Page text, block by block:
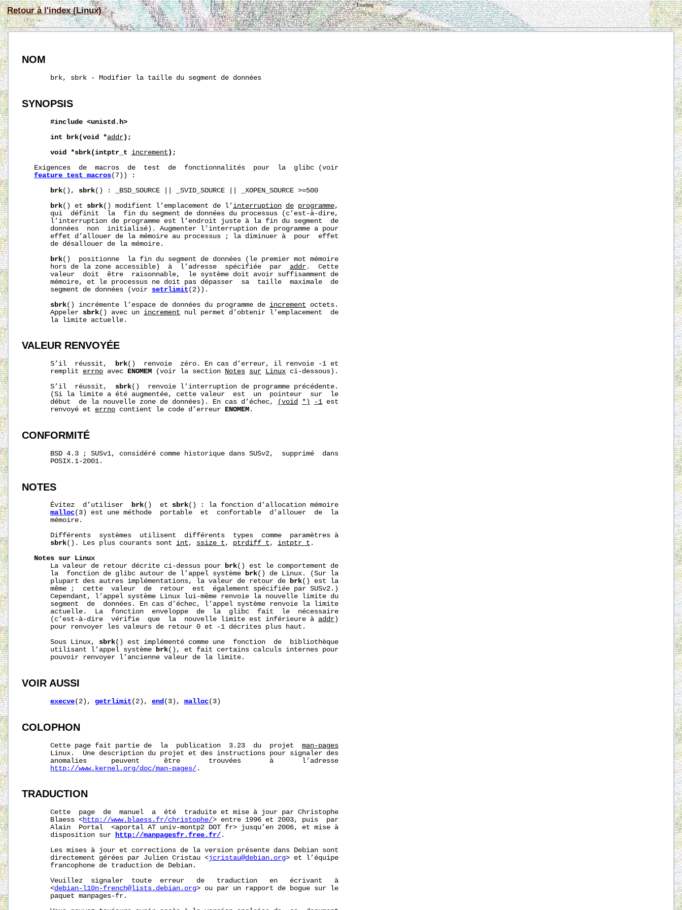
Retour à l'index (Linux)
Loading
NOM
       brk, sbrk - Modifier la taille du segment de données
SYNOPSIS
#include <unistd.h>
int
brk(void *addr);
void
*sbrk(intptr_t increment );
   Exigences  de  macros  de  test  de  fonctionnalités  pour  la  glibc (voir
feature_test_macros(7)) :
brk(), sbrk() : _BSD_SOURCE || _SVID_SOURCE || _XOPEN_SOURCE >=500
brk() et sbrk() modifient l’emplacement de l’ interruption de programme,
       qui  définit  la  fin du segment de données du processus (c’est-à-dire,
       l’interruption de programme est l’endroit juste à la fin du segment  de
       données  non  initialisé). Augmenter l’interruption de programme a pour
       effet d’allouer de la mémoire au processus ; la diminuer à  pour  effet
       de désallouer de la mémoire.
brk()  positionne  la fin du segment de données (le premier mot mémoire
       hors de la zone accessible)  à  l’adresse  spécifiée  par
addr .  Cette
       valeur  doit  être  raisonnable,  le système doit avoir suffisamment de
       mémoire, et le processus ne doit pas dépasser  sa  taille  maximale  de
       segment de données (voir
setrlimit (2)).
sbrk() incrémente l’espace de données du programme de increment octets.
       Appeler
sbrk() avec un increment nul permet d’obtenir l’emplacement  de
       la limite actuelle.
VALEUR RENVOYÉE
       S’il  réussit,
brk()  renvoie  zéro. En cas d’erreur, il renvoie -1 et
       remplit
errno avec ENOMEM (voir la section Notes sur Linux ci‐dessous).
       S’il  réussit,
sbrk()  renvoie l’interruption de programme précédente.
       (Si la limite a été augmentée, cette valeur  est  un  pointeur  sur  le
       début  de la nouvelle zone de données). En cas d’échec,
(void *) -1 est
       renvoyé et
errno contient le code d’erreur ENOMEM .
CONFORMITÉ
       BSD 4.3 ; SUSv1, considéré comme historique dans SUSv2,  supprimé  dans
       POSIX.1-2001.
NOTES
       Évitez  d’utiliser
brk()  et sbrk() : la fonction d’allocation mémoire
malloc(3) est une méthode  portable  et  confortable  d’allouer  de  la
       mémoire.
       Différents  systèmes  utilisent  différents  types  comme  paramètres à
sbrk(). Les plus courants sont int , ssize_t , ptrdiff_t , intptr_t .
Notes sur Linux
       La valeur de retour décrite ci‐dessus pour
brk() est le comportement de
       la  fonction de glibc autour de l’appel système
brk() de Linux. (Sur la
       plupart des autres implémentations, la valeur de retour de
brk() est la
       même ;  cette  valeur  de  retour  est  également spécifiée par SUSv2.)
       Cependant, l’appel système Linux lui‐même renvoie la nouvelle limite du
       segment  de  données. En cas d’échec, l’appel système renvoie la limite
       actuelle.  La  fonction  enveloppe  de  la  glibc  fait  le  nécessaire
       (c’est-à-dire  vérifie  que  la  nouvelle limite est inférieure à
addr )
       pour renvoyer les valeurs de retour 0 et -1 décrites plus haut.
       Sous Linux,
sbrk() est implémenté comme une  fonction  de  bibliothèque
       utilisant l’appel système
brk(), et fait certains calculs internes pour
       pouvoir renvoyer l’ancienne valeur de la limite.
VOIR AUSSI
execve(2), getrlimit (2), end(3), malloc(3)
COLOPHON
       Cette page fait partie de  la  publication  3.23  du  projet
man-pages
       Linux.  Une description du projet et des instructions pour signaler des
       anomalies      peuvent      être       trouvées       à       l’adresse
http://www.kernel.org/doc/man-pages/ .
TRADUCTION
       Cette  page  de  manuel  a  été  traduite et mise à jour par Christophe
       Blaess <
http://www.blaess.fr/christophe/> entre 1996 et 2003, puis  par
       Alain  Portal  <aportal AT univ-montp2 DOT fr> jusqu’en 2006, et mise à
       disposition sur
http://manpagesfr.free.fr/ .
       Les mises à jour et corrections de la version présente dans Debian sont
       directement gérées par Julien Cristau <
jcristau@debian.org> et l’équipe
       francophone de traduction de Debian.
       Veuillez  signaler  toute  erreur   de   traduction   en   écrivant   à
       <
debian-l10n-french@lists.debian.org> ou par un rapport de bogue sur le
       paquet manpages-fr.